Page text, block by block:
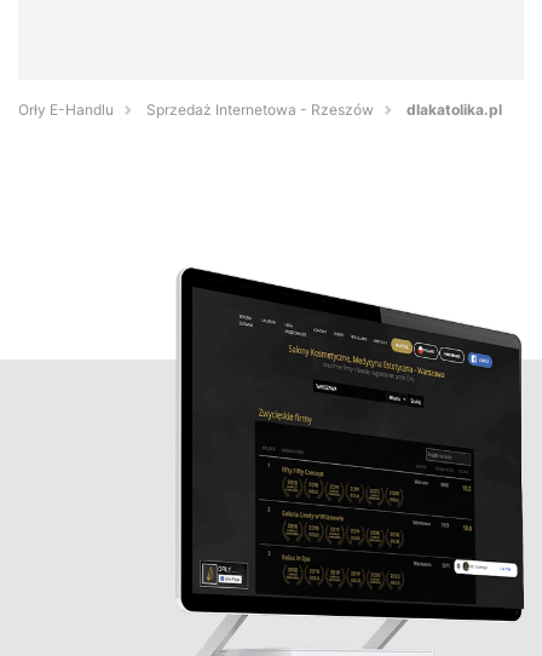
Orły E-Handlu Sprzedaż Internetowa - Rzeszów dlakatolika.pl